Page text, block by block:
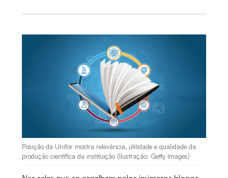
Posição da Unifor mostra relevância, utilidade e qualidade da
produção científica da instituição (Ilustração: Getty Images)